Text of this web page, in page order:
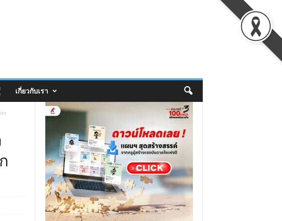
เกี่ยวกับเรา